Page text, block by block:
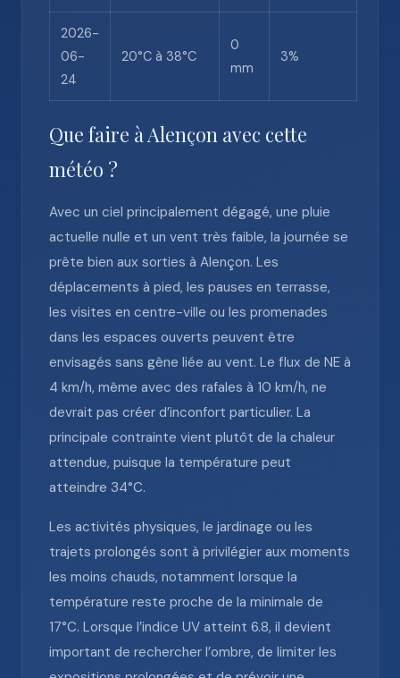
2026-
06-
24
20°C à 38°C
0
mm
3%
Que faire à Alençon avec cette
météo ?
Avec un ciel principalement dégagé, une pluie
actuelle nulle et un vent très faible, la journée se
prête bien aux sorties à Alençon. Les
déplacements à pied, les pauses en terrasse,
les visites en centre-ville ou les promenades
dans les espaces ouverts peuvent être
envisagés sans gêne liée au vent. Le flux de NE à
4 km/h, même avec des rafales à 10 km/h, ne
devrait pas créer d’inconfort particulier. La
principale contrainte vient plutôt de la chaleur
attendue, puisque la température peut
atteindre 34°C.
Les activités physiques, le jardinage ou les
trajets prolongés sont à privilégier aux moments
les moins chauds, notamment lorsque la
température reste proche de la minimale de
17°C. Lorsque l’indice UV atteint 6.8, il devient
important de rechercher l’ombre, de limiter les